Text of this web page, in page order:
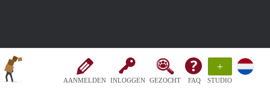
AANMELDEN INLOGGEN GEZOCHT FAQ
+
STUDIO